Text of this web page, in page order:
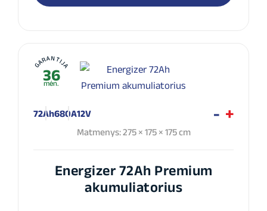
GARANTIJA
36
mėn.
72Ah680A12V
Matmenys: 275 × 175 × 175 cm
Energizer 72Ah Premium
akumuliatorius